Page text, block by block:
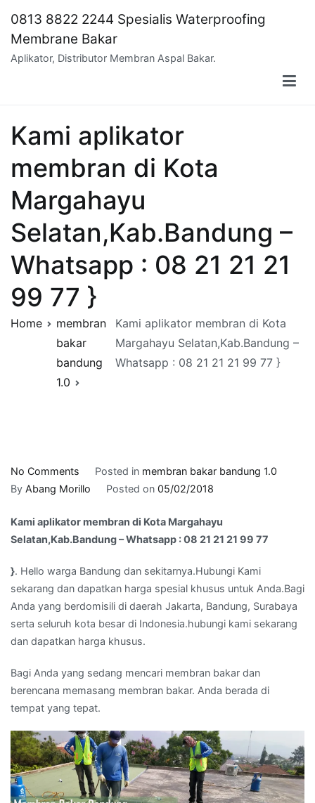
content
0813 8822 2244 Spesialis Waterproofing
Membrane Bakar
Aplikator, Distributor Membran Aspal Bakar.
Kami aplikator
membran di Kota
Margahayu
Selatan,Kab.Bandung –
Whatsapp : 08 21 21 21
99 77 }
Home
membran
bakar
bandung
1.0
Kami aplikator membran di Kota
Margahayu Selatan,Kab.Bandung –
Whatsapp : 08 21 21 21 99 77 }
No Comments
Kami
membran
di
Margahayu
Selatan,Kab.Bandung
–
Whatsapp
:
21
21
99
77
}
Posted in membran bakar bandung 1.0
By Abang Morillo Posted on 05/02/2018
Kami aplikator membran di Kota Margahayu
Selatan,Kab.Bandung – Whatsapp : 08 21 21 21 99 77
}. Hello warga Bandung dan sekitarnya.Hubungi Kami
sekarang dan dapatkan harga spesial khusus untuk Anda.Bagi
Anda yang berdomisili di daerah Jakarta, Bandung, Surabaya
serta seluruh kota besar di Indonesia.hubungi kami sekarang
dan dapatkan harga khusus.
Bagi Anda yang sedang mencari membran bakar dan
berencana memasang membran bakar. Anda berada di
tempat yang tepat.